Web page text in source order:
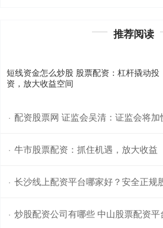
推荐阅读
短线资金怎么炒股 股票配资：杠杆撬动投
资，放大收益空间
· 配资股票网 证监会吴清：证监会将加快改
· 牛市股票配资：抓住机遇，放大收益
· 长沙线上配资平台哪家好？安全正规
· 炒股配资公司有哪些 中山股票配资